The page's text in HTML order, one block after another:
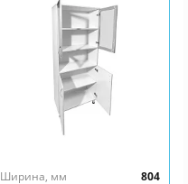
Ширина, мм
804